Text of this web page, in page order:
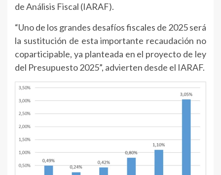
de Análisis Fiscal (IARAF).
“Uno de los grandes desafíos fiscales de 2025 será
la sustitución de esta importante recaudación no
coparticipable, ya planteada en el proyecto de ley
del Presupuesto 2025”, advierten desde el IARAF.